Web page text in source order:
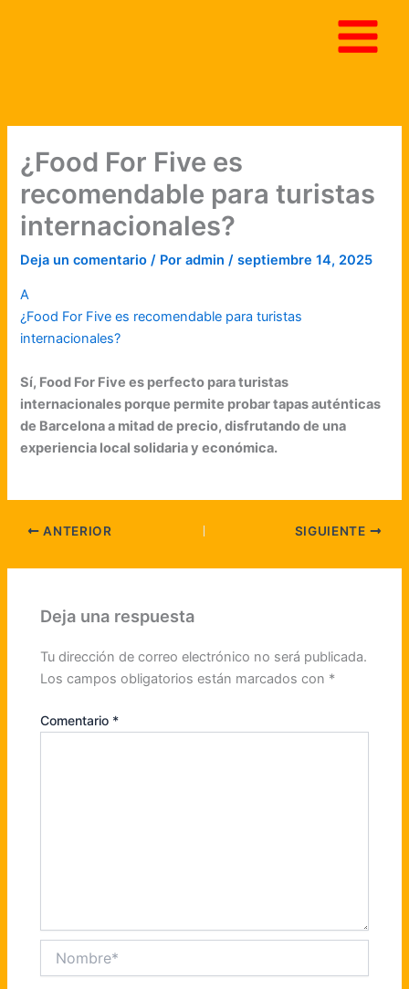
¿Food For Five es
recomendable para turistas
internacionales?
Deja un comentario / Poradmin/septiembre 14, 2025
A
¿Food For Five es recomendable para turistas
internacionales?
Sí, Food For Five es perfecto para turistas
internacionales porque permite probar tapas auténticas
de Barcelona a mitad de precio, disfrutando de una
experiencia local solidaria y económica.
ANTERIOR SIGUIENTE
Deja una respuesta
Tu dirección de correo electrónico no será publicada.
Los campos obligatorios están marcados con *
Comentario *